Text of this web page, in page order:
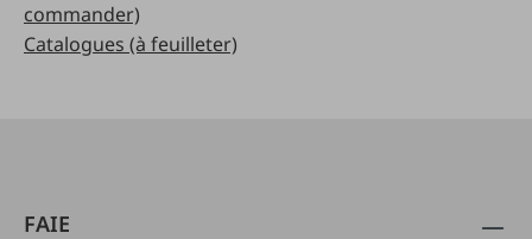
commander)
Catalogues (à feuilleter)
FAIE